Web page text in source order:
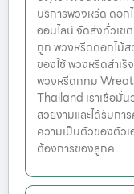
บริการพวงหรีด ดอ
ออนไลน์ จัดส่งทั่วเข
ถูก พวงหรีดดอกไม้
ของใช้ พวงหรีดสำเ
พวงหรีดกทม
Thailand เราเชื่อมั่
สวยงามและได้รับก
ความเป็นตัวของตัว
ต้องการของลูกค